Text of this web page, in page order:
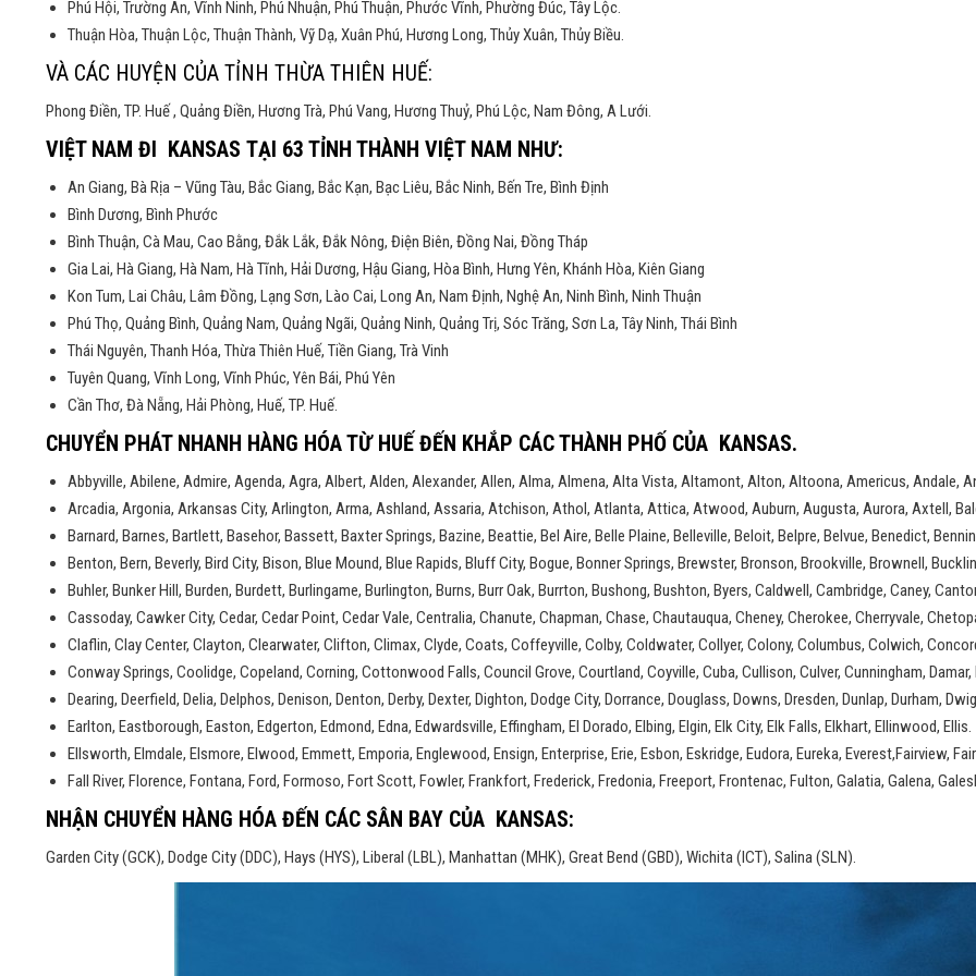
Phú Hội, Trường An, Vĩnh Ninh, Phú Nhuận, Phú Thuận, Phước Vĩnh, Phường Đúc, Tây Lộc.
Thuận Hòa, Thuận Lộc, Thuận Thành, Vỹ Dạ, Xuân Phú, Hương Long, Thủy Xuân, Thủy Biều.
VÀ CÁC HUYỆN CỦA TỈNH THỪA THIÊN HUẾ:
Phong Điền, TP. Huế , Quảng Điền, Hương Trà, Phú Vang, Hương Thuỷ, Phú Lộc, Nam Đông, A Lưới.
VIỆT NAM ĐI KANSAS TẠI 63 TỈNH THÀNH VIỆT NAM NHƯ:
An Giang, Bà Rịa – Vũng Tàu, Bắc Giang, Bắc Kạn, Bạc Liêu, Bắc Ninh, Bến Tre, Bình Định
Bình Dương, Bình Phước
Bình Thuận, Cà Mau, Cao Bằng, Đắk Lắk, Đắk Nông, Điện Biên, Đồng Nai, Đồng Tháp
Gia Lai, Hà Giang, Hà Nam, Hà Tĩnh, Hải Dương, Hậu Giang, Hòa Bình, Hưng Yên, Khánh Hòa, Kiên Giang
Kon Tum, Lai Châu, Lâm Đồng, Lạng Sơn, Lào Cai, Long An, Nam Định, Nghệ An, Ninh Bình, Ninh Thuận
Phú Thọ, Quảng Bình, Quảng Nam, Quảng Ngãi, Quảng Ninh, Quảng Trị, Sóc Trăng, Sơn La, Tây Ninh, Thái Bình
Thái Nguyên, Thanh Hóa, Thừa Thiên Huế, Tiền Giang, Trà Vinh
Tuyên Quang, Vĩnh Long, Vĩnh Phúc, Yên Bái, Phú Yên
Cần Thơ, Đà Nẵng, Hải Phòng, Huế, TP. Huế.
CHUYỂN PHÁT NHANH HÀNG HÓA TỪ HUẾ ĐẾN KHẮP CÁC THÀNH PHỐ CỦA KANSAS.
Abbyville, Abilene, Admire, Agenda, Agra, Albert, Alden, Alexander, Allen, Alma, Almena, Alta Vista, Altamont, Alton, Altoona, Americus, Andale,
Arcadia, Argonia, Arkansas City, Arlington, Arma, Ashland, Assaria, Atchison, Athol, Atlanta, Attica, Atwood, Auburn, Augusta, Aurora, Axtell,
Barnard, Barnes, Bartlett, Basehor, Bassett, Baxter Springs, Bazine, Beattie, Bel Aire, Belle Plaine, Belleville, Beloit, Belpre, Belvue, Benedict,
Benton, Bern, Beverly, Bird City, Bison, Blue Mound, Blue Rapids, Bluff City, Bogue, Bonner Springs, Brewster, Bronson, Brookville, Brownell,
Buhler, Bunker Hill, Burden, Burdett, Burlingame, Burlington, Burns, Burr Oak, Burrton, Bushong, Bushton, Byers, Caldwell, Cambridge, Caney,
Cassoday, Cawker City, Cedar, Cedar Point, Cedar Vale, Centralia, Chanute, Chapman, Chase, Chautauqua, Cheney, Cherokee, Cherryvale,
Claflin, Clay Center, Clayton, Clearwater, Clifton, Climax, Clyde, Coats, Coffeyville, Colby, Coldwater, Collyer, Colony, Columbus, Colwich,
Conway Springs, Coolidge, Copeland, Corning, Cottonwood Falls, Council Grove, Courtland, Coyville, Cuba, Cullison, Culver, Cunningham, Damar,
Dearing, Deerfield, Delia, Delphos, Denison, Denton, Derby, Dexter, Dighton, Dodge City, Dorrance, Douglass, Downs, Dresden, Dunlap, Durham,
Earlton, Eastborough, Easton, Edgerton, Edmond, Edna, Edwardsville, Effingham, El Dorado, Elbing, Elgin, Elk City, Elk Falls, Elkhart, Ellinwood, Ellis.
Ellsworth, Elmdale, Elsmore, Elwood, Emmett, Emporia, Englewood, Ensign, Enterprise, Erie, Esbon, Eskridge, Eudora, Eureka, Everest,Fairview,
Fall River, Florence, Fontana, Ford, Formoso, Fort Scott, Fowler, Frankfort, Frederick, Fredonia, Freeport, Frontenac, Fulton, Galatia, Galena,
NHẬN CHUYỂN HÀNG HÓA ĐẾN CÁC SÂN BAY CỦA KANSAS:
Garden City (GCK), Dodge City (DDC), Hays (HYS), Liberal (LBL), Manhattan (MHK), Great Bend (GBD), Wichita (ICT), Salina (SLN).